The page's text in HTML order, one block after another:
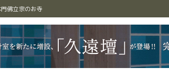
佛立宗のお寺